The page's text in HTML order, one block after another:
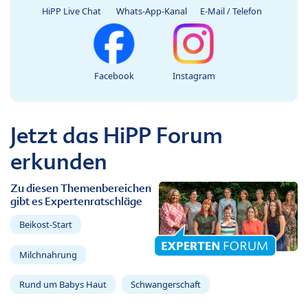
HiPP Live Chat Whats-App-Kanal E-Mail / Telefon
Facebook Instagram
Jetzt das HiPP Forum
erkunden
Zu diesen Themenbereichen
gibt es Expertenratschläge
Beikost-Start
Milchnahrung
Rund um Babys Haut Schwangerschaft